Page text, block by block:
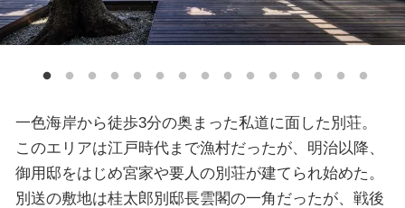
一色海岸から徒歩3分の奥まった私道に面した別荘。
このエリアは江戸時代まで漁村だったが、明治以降、
御用邸をはじめ宮家や要人の別荘が建てられ始めた。
別送の敷地は桂太郎別邸長雲閣の一角だったが、戦後